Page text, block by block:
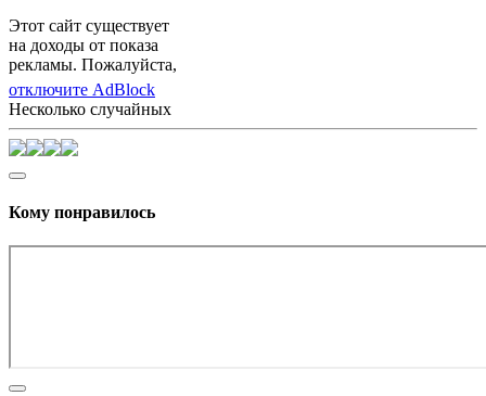
Этот сайт существует
на доходы от показа
рекламы. Пожалуйста,
отключите AdBlock
Несколько случайных
Кому понравилось